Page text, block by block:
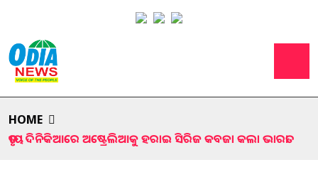
HOME
ତୃତୀୟ ଦିନିକିଆରେ ଅଷ୍ଟ୍ରେଲିଆକୁ ହରାଇ ସିରିଜ କବଜା କଲା ଭାରତ।